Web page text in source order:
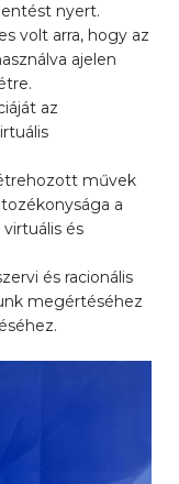
nyert.
volt arra, hogy az
ajelen
az
művek
a
és
és racionális
megértéséhez